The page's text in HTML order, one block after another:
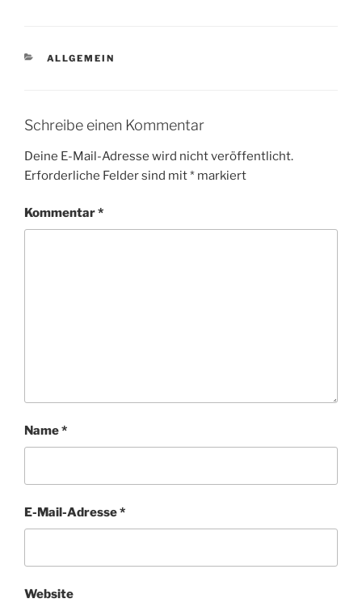
KATEGORIEN
ALLGEMEIN
Schreibe einen Kommentar
Deine E-Mail-Adresse wird nicht veröffentlicht.
Erforderliche Felder sind mit* markiert
Kommentar*
Name*
E-Mail-Adresse*
Website